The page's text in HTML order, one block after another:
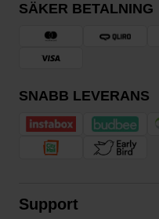
SÄKER BETALNING
SNABB LEVERANS
Support